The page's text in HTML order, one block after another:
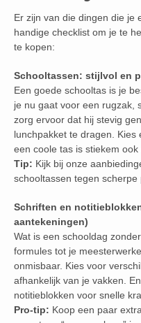
Er zijn van die dingen die je
handige checklist om je te
te kopen:
Schooltassen: stijlvol en
Een goede schooltas is je
je nu gaat voor een rugzak,
zorg ervoor dat hij stevig
lunchpakket te dragen. Kies
een coole tas is stiekem
Tip: Kijk bij onze
schooltassen tegen scherpe
Schriften en
aantekeningen)
Wat is een schooldag
formules tot je
onmisbaar. Kies voor
afhankelijk van je vakken.
notitieblokken voor snelle
Pro-tip: Koop een paar